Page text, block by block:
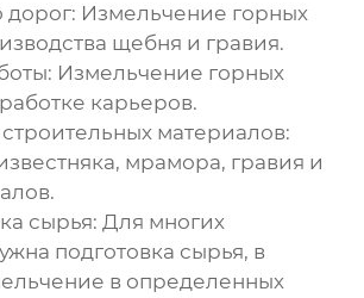
дорог: Измельчение горных
щебня и гравия.
Измельчение горных
карьеров.
материалов:
мрамора, гравия и
сырья: Для многих
подготовка сырья, в
в определенных